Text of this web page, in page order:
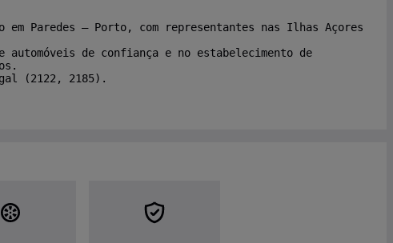
em Paredes – Porto, com representantes nas Ilhas Açores
automóveis de confiança e no estabelecimento de
(2122, 2185).